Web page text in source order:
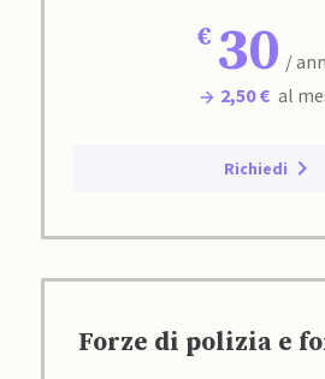
30 /
2,50 € al
Richiedi
Forze di polizia e